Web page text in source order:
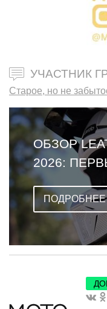
УЧАСТНИК
Старое, но не
ОБЗОР
2026:
ПОДРОБНЕЕ